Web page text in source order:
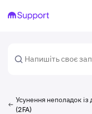
Усунення неполадок
(2FA)